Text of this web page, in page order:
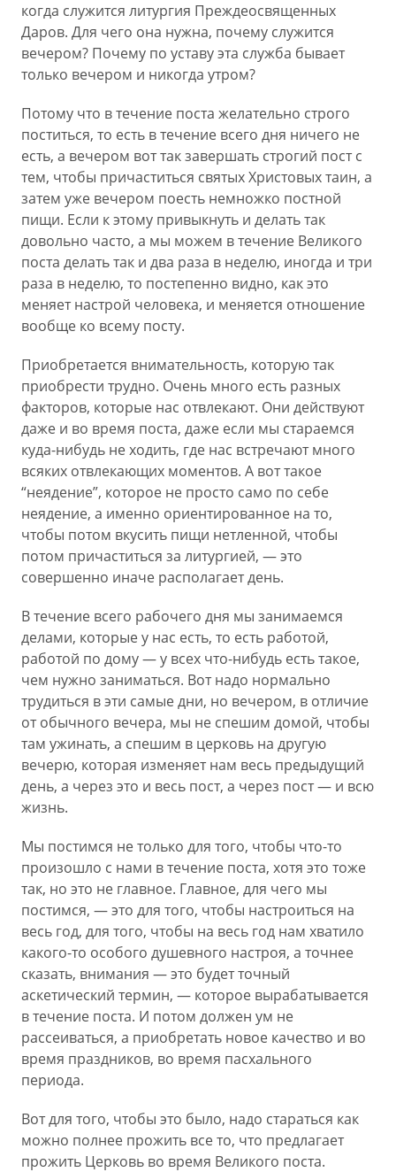
когда служится литургия Преждеосвященных
Даров. Для чего она нужна, почему служится
вечером? Почему по уставу эта служба бывает
только вечером и никогда утром?
Потому что в течение поста желательно строго
поститься, то есть в течение всего дня ничего не
есть, а вечером вот так завершать строгий пост с
тем, чтобы причаститься святых Христовых таин, а
затем уже вечером поесть немножко постной
пищи. Если к этому привыкнуть и делать так
довольно часто, а мы можем в течение Великого
поста делать так и два раза в неделю, иногда и три
раза в неделю, то постепенно видно, как это
меняет настрой человека, и меняется отношение
вообще ко всему посту.
Приобретается внимательность, которую так
приобрести трудно. Очень много есть разных
факторов, которые нас отвлекают. Они действуют
даже и во время поста, даже если мы стараемся
куда-нибудь не ходить, где нас встречают много
всяких отвлекающих моментов. А вот такое
“неядение”, которое не просто само по себе
неядение, а именно ориентированное на то,
чтобы потом вкусить пищи нетленной, чтобы
потом причаститься за литургией, — это
совершенно иначе располагает день.
В течение всего рабочего дня мы занимаемся
делами, которые у нас есть, то есть работой,
работой по дому — у всех что-нибудь есть такое,
чем нужно заниматься. Вот надо нормально
трудиться в эти самые дни, но вечером, в отличие
от обычного вечера, мы не спешим домой, чтобы
там ужинать, а спешим в церковь на другую
вечерю, которая изменяет нам весь предыдущий
день, а через это и весь пост, а через пост — и всю
жизнь.
Мы постимся не только для того, чтобы что-то
произошло с нами в течение поста, хотя это тоже
так, но это не главное. Главное, для чего мы
постимся, — это для того, чтобы настроиться на
весь год, для того, чтобы на весь год нам хватило
какого-то особого душевного настроя, а точнее
сказать, внимания — это будет точный
аскетический термин, — которое вырабатывается
в течение поста. И потом должен ум не
рассеиваться, а приобретать новое качество и во
время праздников, во время пасхального
периода.
Вот для того, чтобы это было, надо стараться как
можно полнее прожить все то, что предлагает
прожить Церковь во время Великого поста.